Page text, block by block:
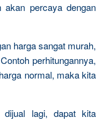
akan percaya dengan
harga sangat murah,
perhitungannya,
normal, maka kita
dijual lagi, dapat kita